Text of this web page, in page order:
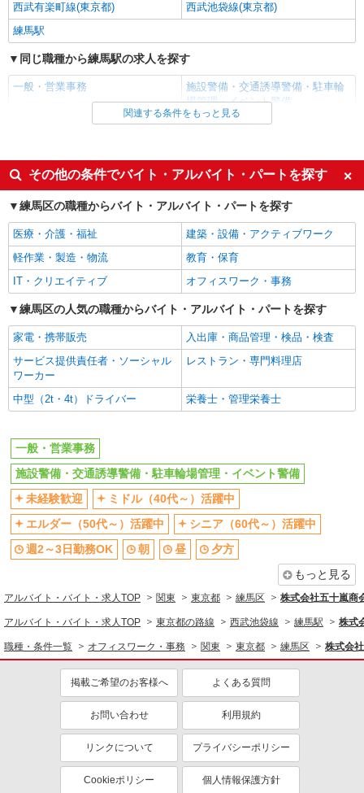
9,200円〜 ※研修期間3ヶ月あり（同日給） ［B］
（1）日給10,580円（2）日給9,510円 ※いずれも
公共施設（東京都練馬区豊玉北）
キープ
派遣社員
日研トータルソーシング株式会社（お仕事No.5A524-AMS）
経理事務
東京都練馬区
キープ 詳細を見る
アルバイト パート
サンエス警備保障株式会社 赤羽支社
高日給の交通誘導警備
無資格・未経験の方 日給13,500円〜 交通誘導
資格者（資格が必要な現場での勤務時） 日給
15,000円〜 さらに・・・ ★交通誘導警備2級、ま
たは指導教育責任者の資格をお持ちの方は、 サ
勤務30,000円 さらに30勤務後70,000円（規定
有） ★過去3年以内に1年以上の経験ある方は、7
東京都練馬区 ※周辺エリアにも勤務地多数♪
※勤務地充足の際は、他近隣の勤務地をご案内い
たします
キープ 詳細を見る
サンエス警備保障株式会社 池袋支社
高日給の交通誘導警備
無資格・未経験の方 日給13,500円〜 交通誘導
警備2級資格者 日給14,000円〜 交通誘導警備2級
資格者（資格が必要な現場での勤務時） 日給
15,000円〜 さらに・・・ ★交通誘導警備2級、ま
たは指導教育責任者の資格をお持ちの方は、 サ
ンエス警備保障特別給付金 100,000円支給 ※30
勤務30,000円 さらに30勤務後70,000円（規定
有） ★過去3年以内に1年以上の経験ある方は、7
時間の新任研修後、 研修費として60,000円支給
（規定有）
東京都練馬区 ※周辺エリアにも勤務地多数♪
※勤務地充足の際は、他近隣の勤務地をご案内い
たします
詳細を見る
アルバイト パート
サンエス警備保障株式会社 新宿支社
高日給の交通誘導警備
無資格・未経験の方 日給13,500円〜 交通誘導
警備2級資格者 日給14,000円〜 交通誘導警備2級
資格者（資格が必要な現場での勤務時） 日給
15,000円〜 さらに・・・ ★交通誘導警備2級、ま
たは指導教育責任者の資格をお持ちの方は、 サ
ンエス警備保障特別給付金 100,000円支給 ※30
勤務30,000円 さらに30勤務後70,000円（規定
有） ★過去3年以内に1年以上の経験ある方は、7
時間の新任研修後、 研修費として60,000円支給
東京都練馬区 ※周辺エリアにも勤務地多数♪
※勤務地充足の際は、他近隣の勤務地をご案内い
たします
キープ 詳細を見る
パート
西武有楽町線(東京都)
西武池袋線(東京都)
練馬駅
同じ職種から練馬駅の求人を探す
一般・営業事務
施設警備・交通誘導警備・駐車輪
場管理・イベント警備
アルバイト パート
同じ特徴から練馬駅の求人を探す
未経験歓迎
ミドル（40代～）活躍中
エルダー（50代～）活躍中
シニア（60代～）活躍中
週2～3日勤務OK
朝
昼
夕方
夜
深夜
駅直結・駅チカ
交通費支給
社会保険あり
同じ職種から求人を探す
オフィスワーク・事務
一般・営業事務
清掃・警備・ビルメンテナンス・設備管理
施設警備・交通誘導警備・駐車輪場管理・イベント警備
同じ特徴から求人を探す
未経験歓迎
ミドル（40代～）活躍中
関連する条件をもっと見る
その他の条件でバイト・アルバイト・パートを探す
練馬区の職種からバイト・アルバイト・パートを探す
医療・介護・福祉
建築・設備・アクティブワーク
軽作業・製造・物流
教育・保育
IT・クリエイティブ
オフィスワーク・事務
練馬区の人気の職種からバイト・アルバイト・パートを探す
家電・携帯販売
入出庫・商品管理・検品・検査
サービス提供責任者・ソーシャル
ワーカー
レストラン・専門料理店
中型（2t・4t）ドライバー 栄養士・管理栄養士
一般・営業事務
施設警備・交通誘導警備・駐車輪場管理・イベント警備
未経験歓迎
ミドル（40代～）活躍中
エルダー（50代～）活躍中
シニア（60代～）活躍中
週2～3日勤務OK
朝 昼
夕方
もっと見る
アルバイト・バイト・求人TOP 関東 東京都 練馬区 株式会社五十嵐商
アルバイト・バイト・求人TOP 東京都の路線 西武池袋線 練馬駅 株式
職種・条件一覧 オフィスワーク・事務 関東 東京都 練馬区 株式会
掲載ご希望のお客様へ よくある質問
お問い合わせ 利用規約
リンクについて プライバシーポリシー
Cookieポリシー 個人情報保護方針